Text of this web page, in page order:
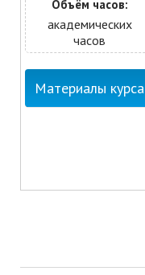
Объём часов:
академических
часов
Материалы курса